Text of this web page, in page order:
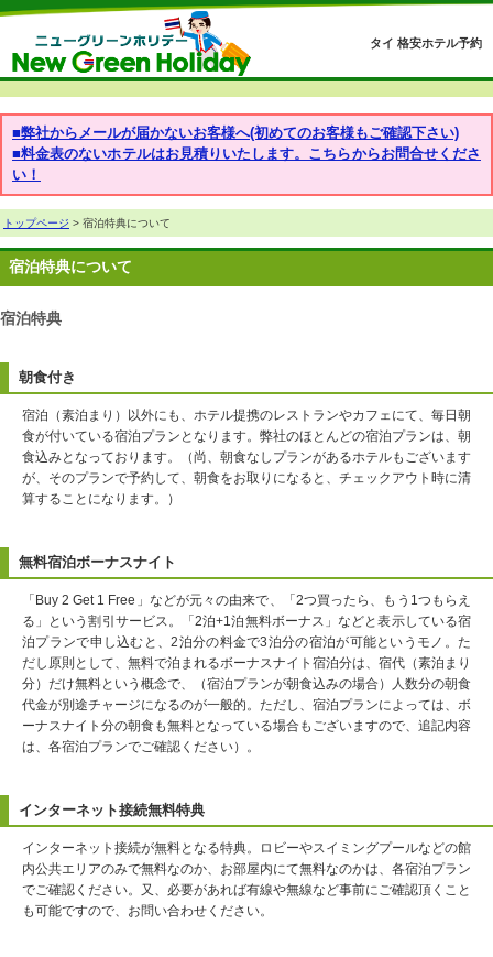
タイ 格安ホテル予約
■弊社からメールが届かないお客様へ(初めてのお客様もご確認下さい)
■料金表のないホテルはお見積りいたします。こちらからお問合せくださ
い！
トップページ > 宿泊特典について
宿泊特典について
宿泊特典
朝食付き
宿泊（素泊まり）以外にも、ホテル提携のレストランやカフェにて、毎日朝
食が付いている宿泊プランとなります。弊社のほとんどの宿泊プランは、朝
食込みとなっております。（尚、朝食なしプランがあるホテルもございます
が、そのプランで予約して、朝食をお取りになると、チェックアウト時に清
算することになります。）
無料宿泊ボーナスナイト
「Buy 2 Get 1 Free」などが元々の由来で、「2つ買ったら、もう1つもらえ
る」という割引サービス。「2泊+1泊無料ボーナス」などと表示している宿
泊プランで申し込むと、2泊分の料金で3泊分の宿泊が可能というモノ。た
だし原則として、無料で泊まれるボーナスナイト宿泊分は、宿代（素泊まり
分）だけ無料という概念で、（宿泊プランが朝食込みの場合）人数分の朝食
代金が別途チャージになるのが一般的。ただし、宿泊プランによっては、ボ
ーナスナイト分の朝食も無料となっている場合もございますので、追記内容
は、各宿泊プランでご確認ください）。
インターネット接続無料特典
インターネット接続が無料となる特典。ロビーやスイミングプールなどの館
内公共エリアのみで無料なのか、お部屋内にて無料なのかは、各宿泊プラン
でご確認ください。又、必要があれば有線や無線など事前にご確認頂くこと
も可能ですので、お問い合わせください。